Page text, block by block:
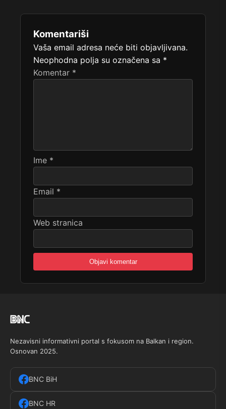
Komentariši
Vaša email adresa neće biti objavljivana.
Neophodna polja su označena sa *
Komentar *
Ime *
Email *
Web stranica
Nezavisni informativni portal s fokusom na Balkan i region.
Osnovan 2025.
BNC BiH
BNC HR